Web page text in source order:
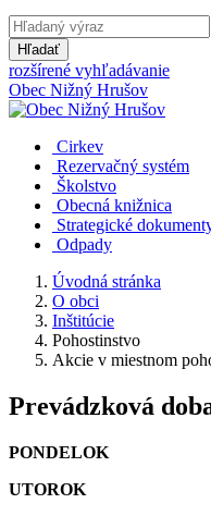
Hľadať
rozšírené vyhľadávanie
Obec Nižný Hrušov
Cirkev
Rezervačný systém
Školstvo
Obecná knižnica
Strategické
Odpady
Úvodná stránka
O obci
Inštitúcie
Pohostinstvo
Akcie v miestnom
Prevádzková
PONDELOK
UTOROK